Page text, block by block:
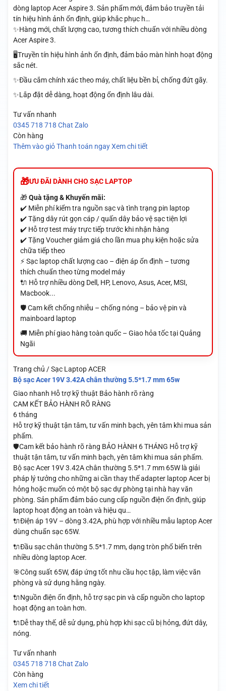
dòng laptop Acer Aspire 3. Sản phẩm mới, đảm bảo truyền tải
tín hiệu hình ảnh ổn định, giúp khắc phục h…
✨Hàng mới, chất lượng cao, tương thích chuẩn với nhiều dòng
Acer Aspire 3.
🖥️Truyền tín hiệu hình ảnh ổn định, đảm bảo màn hình hoạt động
sắc nét.
✨Đầu cắm chính xác theo máy, chất liệu bền bỉ, chống đứt gãy.
✨Lắp đặt dễ dàng, hoạt động ổn định lâu dài.
Tư vấn nhanh
0345 718 718 Chat Zalo
Còn hàng
Thêm vào giỏ Thanh toán ngay Xem chi tiết
ƯU ĐÃI DÀNH CHO SẠC LAPTOP
🎁Quà tặng & Khuyến mãi:
✔️ Miễn phí kiểm tra nguồn sạc và tình trạng pin laptop
✔️ Tặng dây rút gọn cáp / quấn dây bảo vệ sạc tiện lợi
✔️ Hỗ trợ test máy trực tiếp trước khi nhận hàng
✔️ Tặng Voucher giảm giá cho lần mua phụ kiện hoặc sửa
chữa tiếp theo
⚡ Sạc laptop chất lượng cao – điện áp ổn định – tương
thích chuẩn theo từng model máy
🔌 Hỗ trợ nhiều dòng Dell, HP, Lenovo, Asus, Acer, MSI,
Macbook...
🛡️ Cam kết chống nhiễu – chống nóng – bảo vệ pin và
mainboard laptop
🚚 Miễn phí giao hàng toàn quốc – Giao hỏa tốc tại Quảng
Ngãi
Trang chủ / Sạc Laptop ACER
Bộ sạc Acer 19V 3.42A chân thường 5.5*1.7 mm 65w
Giao nhanh Hỗ trợ kỹ thuật Bảo hành rõ ràng
CAM KẾT BẢO HÀNH RÕ RÀNG
6 tháng
Hỗ trợ kỹ thuật tận tâm, tư vấn minh bạch, yên tâm khi mua sản
phẩm.
🛡️Cam kết bảo hành rõ ràng BẢO HÀNH 6 THÁNG Hỗ trợ kỹ
thuật tận tâm, tư vấn minh bạch, yên tâm khi mua sản phẩm.
Bộ sạc Acer 19V 3.42A chân thường 5.5*1.7 mm 65W là giải
pháp lý tưởng cho những ai cần thay thế adapter laptop Acer bị
hỏng hoặc muốn có một bộ sạc dự phòng tại nhà hay văn
phòng. Sản phẩm đảm bảo cung cấp nguồn điện ổn định, giúp
laptop hoạt động an toàn và hiệu qu…
🔌Điện áp 19V – dòng 3.42A, phù hợp với nhiều mẫu laptop Acer
dùng chuẩn sạc 65W.
🔌Đầu sạc chân thường 5.5*1.7 mm, dạng tròn phổ biến trên
nhiều dòng laptop Acer.
🎯Công suất 65W, đáp ứng tốt nhu cầu học tập, làm việc văn
phòng và sử dụng hằng ngày.
🔌Nguồn điện ổn định, hỗ trợ sạc pin và cấp nguồn cho laptop
hoạt động an toàn hơn.
🔌Dễ thay thế, dễ sử dụng, phù hợp khi sạc cũ bị hỏng, đứt dây,
nóng.
Tư vấn nhanh
0345 718 718 Chat Zalo
Còn hàng
Xem chi tiết